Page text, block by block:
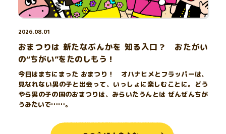
2026.08.01
おまつりは 新たなぶんかを 知る入口？ おたがい
の“ちがい”をたのしもう！
今日はまちにまった おまつり！ オハナヒメとフラッパーは、
見なれない男の子と出会って、いっしょに楽しむことに。どう
やら男の子の国のおまつりは、みらいたうんとは ぜんぜんちが
うみたいで……。